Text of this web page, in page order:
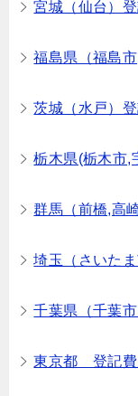
宮城（仙台）
福島県（福島
茨城（水戸）
栃木県(栃木市,
群馬（前橋,高
埼玉（さいた
千葉県（千葉
東京都 登記費